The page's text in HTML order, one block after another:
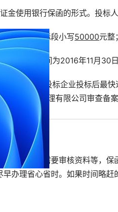
金使用银行保函的形式。投标
数额：第一标段小写50000元整
缴纳截止时间为2016年11月30日
企业较多，投标企业投标后最
宇辰招标代理有限公司审查备案
标前开的。
行办理保函需要审核资料等，
办理省心省时。如果时间略赶